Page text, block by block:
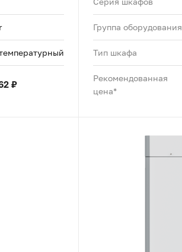
₽
Группа оборудования
Тип шкафа
Рекомендованная
цена*